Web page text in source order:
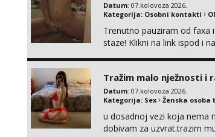
Datum: 07.kolovoza 2026.
Kategorija: Osobni kontakti
Trenutno pauziram od faxa
staze! Klikni na link ispod i
Tražim malo nježnosti i
Datum: 07.kolovoza 2026.
Kategorija: Sex Ženska osoba
u dosadnoj vezi koja nema
dobivam za uzvrat.trazim